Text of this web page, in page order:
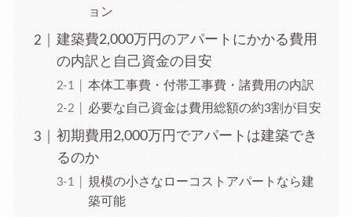
ョン
建築費2,000万円のアパートにかかる費用
の内訳と自己資金の目安
本体工事費・付帯工事費・諸費用の内訳
必要な自己資金は費用総額の約3割が目安
初期費用2,000万円でアパートは建築でき
るのか
規模の小さなローコストアパートなら建
築可能